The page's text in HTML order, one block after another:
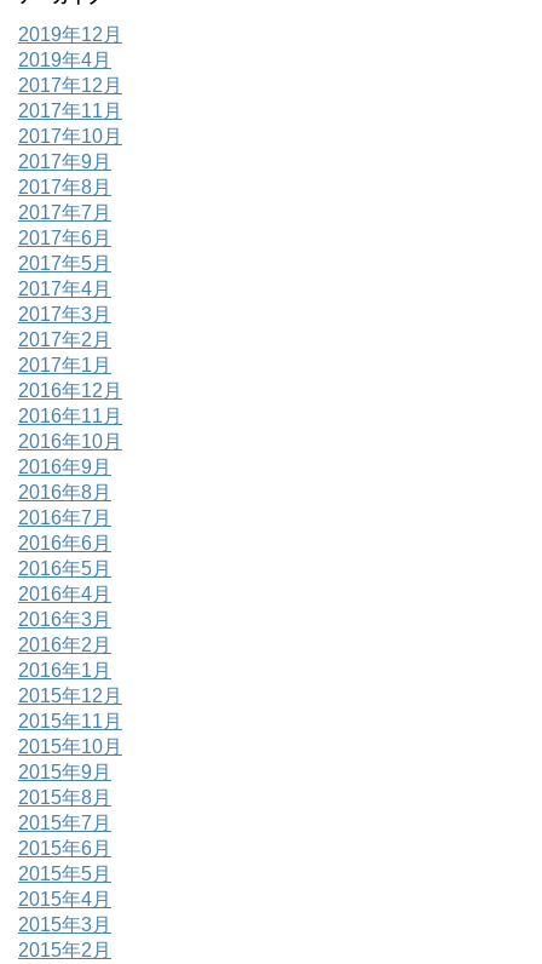
2019年12月
2019年4月
2017年12月
2017年11月
2017年10月
2017年9月
2017年8月
2017年7月
2017年6月
2017年5月
2017年4月
2017年3月
2017年2月
2017年1月
2016年12月
2016年11月
2016年10月
2016年9月
2016年8月
2016年7月
2016年6月
2016年5月
2016年4月
2016年3月
2016年2月
2016年1月
2015年12月
2015年11月
2015年10月
2015年9月
2015年8月
2015年7月
2015年6月
2015年5月
2015年4月
2015年3月
2015年2月